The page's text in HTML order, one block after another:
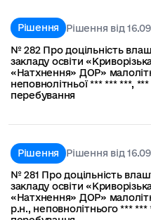
Рішення
Рішення від
№ 282 Про доцільність
закладу освіти
«Натхнення» ДОР»
неповнолітньої *** *** ***,
перебування
Рішення
Рішення від
№ 281 Про доцільність
закладу освіти
«Натхнення» ДОР»
р.н., неповнолітнього ***